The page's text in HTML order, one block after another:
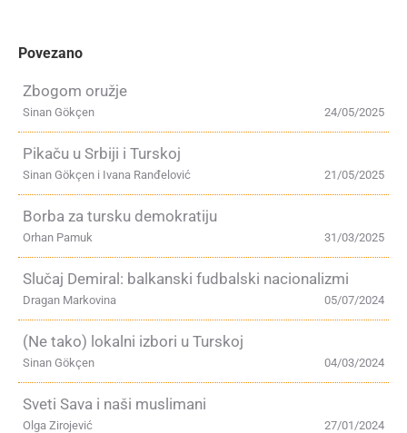
Povezano
Zbogom oružje
24/05/2025
Sinan Gökçen
Pikaču u Srbiji i Turskoj
21/05/2025
Sinan Gökçen i Ivana Ranđelović
Borba za tursku demokratiju
31/03/2025
Orhan Pamuk
Slučaj Demiral: balkanski fudbalski nacionalizmi
05/07/2024
Dragan Markovina
(Ne tako) lokalni izbori u Turskoj
04/03/2024
Sinan Gökçen
Sveti Sava i naši muslimani
27/01/2024
Olga Zirojević